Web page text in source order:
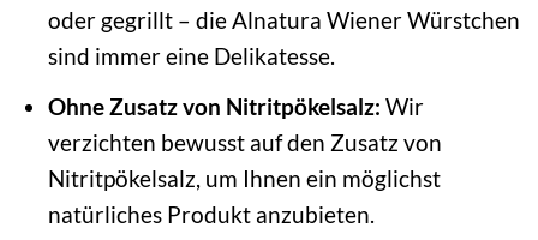
oder gegrillt – die Alnatura Wiener Würstchen
sind immer eine Delikatesse.
Ohne Zusatz von Nitritpökelsalz: Wir
verzichten bewusst auf den Zusatz von
Nitritpökelsalz, um Ihnen ein möglichst
natürliches Produkt anzubieten.